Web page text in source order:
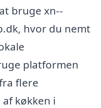
bruge xn--
hvor du nemt
platformen
flere
køkken i